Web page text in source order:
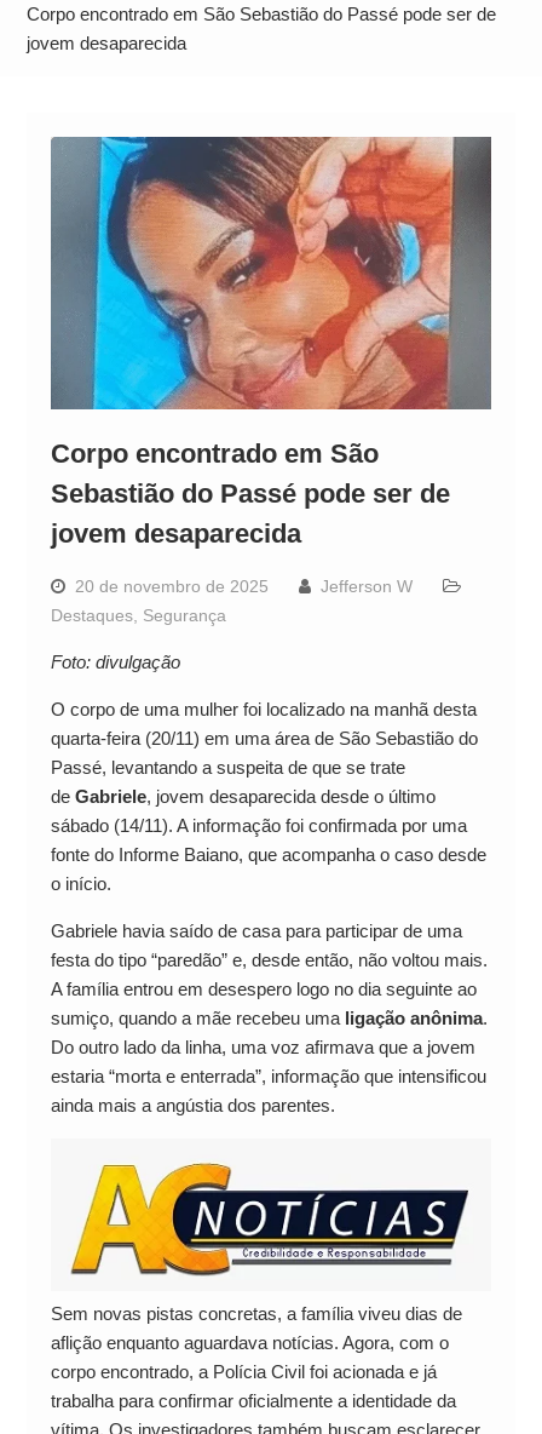
Alto
Corpo encontrado em São Sebastião do Passé pode ser de
jovem desaparecida
Corpo encontrado em São
Sebastião do Passé pode ser de
jovem desaparecida
20 de novembro de 2025
Jefferson W
Destaques, Segurança
Foto: divulgação
O corpo de uma mulher foi localizado na manhã desta
quarta-feira (20/11) em uma área de São Sebastião do
Passé, levantando a suspeita de que se trate
de Gabriele, jovem desaparecida desde o último
sábado (14/11). A informação foi confirmada por uma
fonte do Informe Baiano, que acompanha o caso desde
o início.
Gabriele havia saído de casa para participar de uma
festa do tipo “paredão” e, desde então, não voltou mais.
A família entrou em desespero logo no dia seguinte ao
sumiço, quando a mãe recebeu uma ligação anônima.
Do outro lado da linha, uma voz afirmava que a jovem
estaria “morta e enterrada”, informação que intensificou
ainda mais a angústia dos parentes.
Sem novas pistas concretas, a família viveu dias de
aflição enquanto aguardava notícias. Agora, com o
corpo encontrado, a Polícia Civil foi acionada e já
trabalha para confirmar oficialmente a identidade da
vítima. Os investigadores também buscam esclarecer